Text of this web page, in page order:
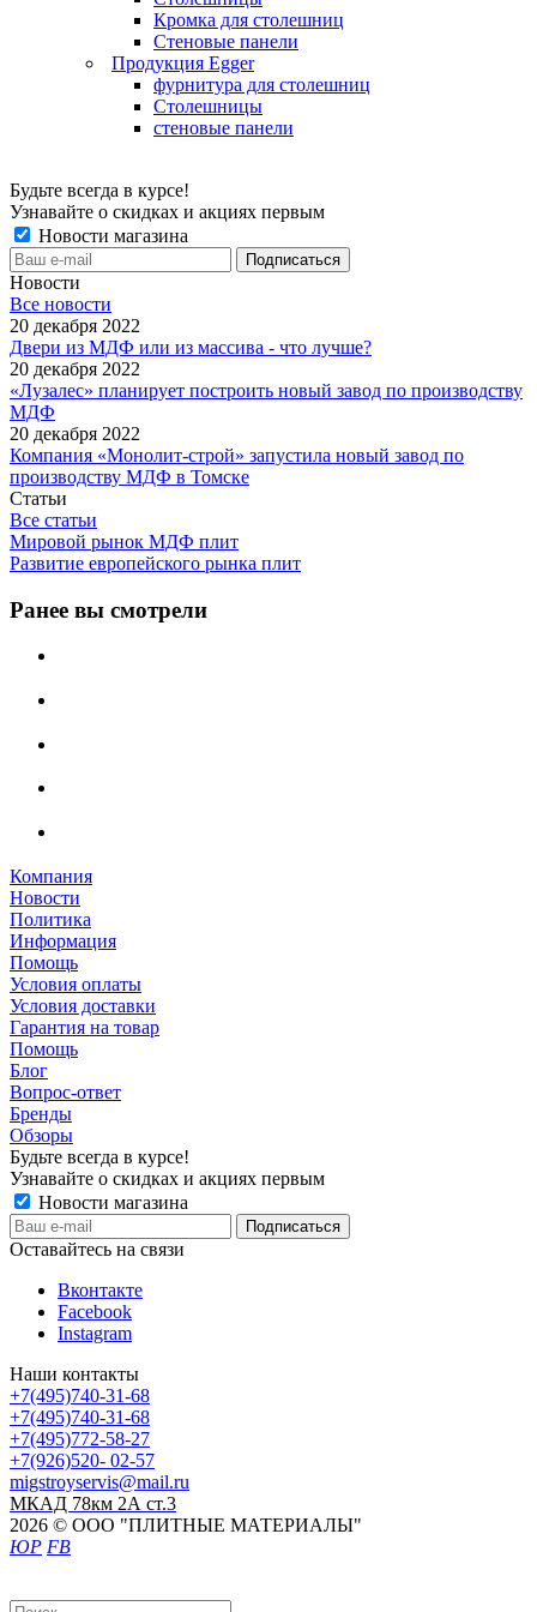
Кромка для столешниц
Стеновые панели
Продукция Egger
фурнитура для столешниц
Столешницы
стеновые панели
Будьте всегда в курсе!
Узнавайте о скидках и акциях первым
Новости магазина
Новости
Все новости
20 декабря 2022
Двери из МДФ или из массива - что лучше?
20 декабря 2022
«Лузалес» планирует построить новый завод по производству
МДФ
20 декабря 2022
Компания «Монолит-строй» запустила новый завод по
производству МДФ в Томске
Статьи
Все статьи
Мировой рынок МДФ плит
Развитие европейского рынка плит
Ранее вы смотрели
Компания
Новости
Политика
Информация
Помощь
Условия оплаты
Условия доставки
Гарантия на товар
Помощь
Блог
Вопрос-ответ
Бренды
Обзоры
Будьте всегда в курсе!
Узнавайте о скидках и акциях первым
Новости магазина
Оставайтесь на связи
Вконтакте
Facebook
Instagram
Наши контакты
+7(495)740-31-68
+7(495)740-31-68
+7(495)772-58-27
+7(926)520- 02-57
migstroyservis@mail.ru
МКАД 78км 2А ст.3
2026 © ООО "ПЛИТНЫЕ МАТЕРИАЛЫ"
ЮР FB